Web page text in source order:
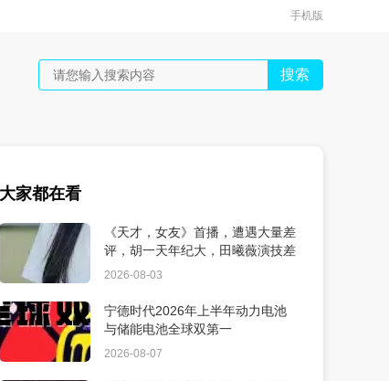
手机版
搜索
大家都在看
《天才，女友》首播，遭遇大量差
评，胡一天年纪大，田曦薇演技差
2026-08-03
宁德时代2026年上半年动力电池
与储能电池全球双第一
2026-08-07